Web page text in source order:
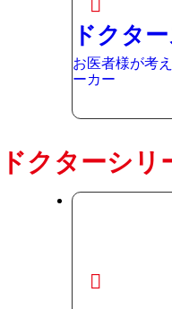
ドクタ
お医者様が考
ーカー
ドクターシリ